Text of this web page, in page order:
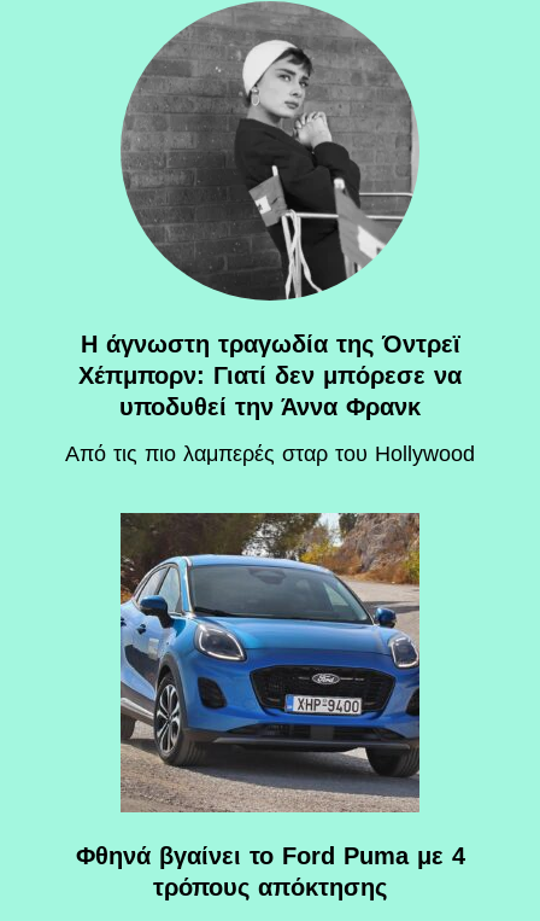
Η άγνωστη τραγωδία της Όντρεϊ
Χέπμπορν: Γιατί δεν μπόρεσε να
υποδυθεί την Άννα Φρανκ
Aπό τις πιο λαμπερές σταρ του Hollywood
Φθηνά βγαίνει το Ford Puma με 4
τρόπους απόκτησης